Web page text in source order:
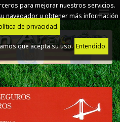
para mejorar nuestros servicios.
navegador u obtener más información
de privacidad.
que acepta su uso.Entendido.